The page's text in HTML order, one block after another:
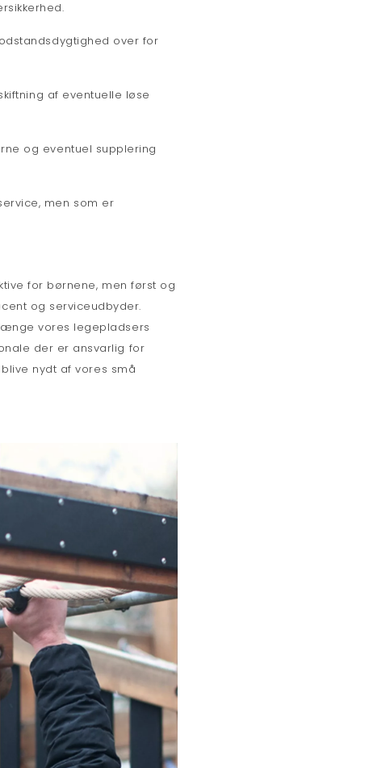
over for
af eventuelle løse
og eventuel supplering
men som er
for børnene, men først og
og serviceudbyder.
vores legepladsers
der er ansvarlig for
nydt af vores små